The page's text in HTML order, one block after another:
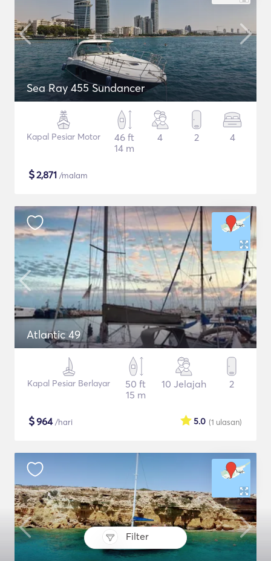
Filter
Sea Ray 455 Sundancer
Kapal Pesiar Motor
46 ft
14 m
4 2 4
$2,871 /malam
Atlantic 49
Kapal Pesiar Berlayar
50 ft
15 m
10 Jelajah 2
$964/hari (1 ulasan)
5.0